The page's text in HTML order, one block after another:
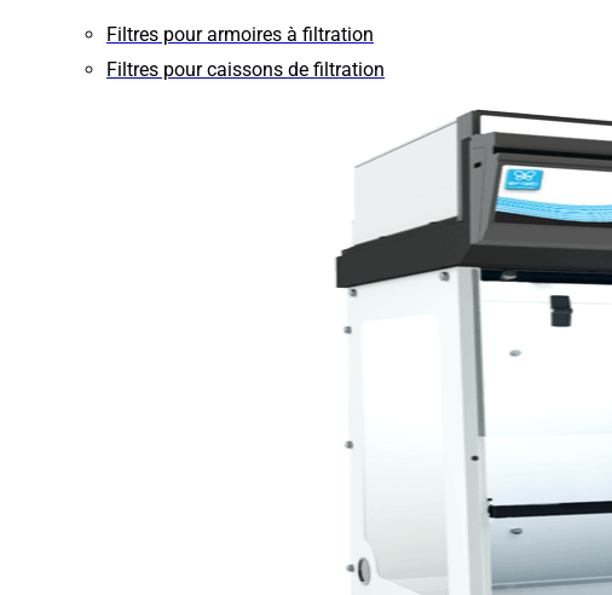
Filtres pour armoires à filtration
Filtres pour caissons de filtration